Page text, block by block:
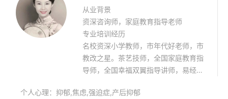
从业背景
资深咨询师，家庭教育指导老师
专业培训经历
名校资深小学教师，市年代好老师，市
教改之星。茶艺技师，全国家庭教育指
导师，全国幸福双翼指导讲师，易经家
师资。
个人心理：抑郁,焦虑,强迫症,产后抑郁